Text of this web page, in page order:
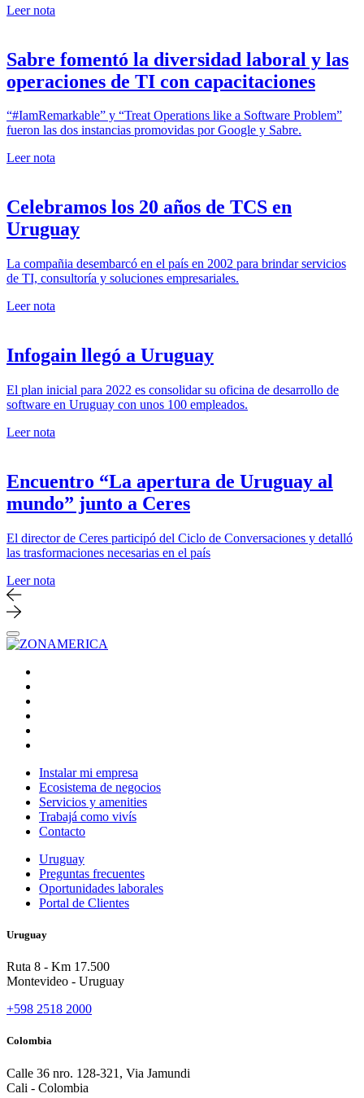
Leer nota
Sabre fomentó la diversidad laboral y las
operaciones de TI con capacitaciones
“#IamRemarkable” y “Treat Operations like a Software Problem”
fueron las dos instancias promovidas por Google y Sabre.
Leer nota
Celebramos los 20 años de TCS en
Uruguay
La compañia desembarcó en el país en 2002 para brindar servicios
de TI, consultoría y soluciones empresariales.
Leer nota
Infogain llegó a Uruguay
El plan inicial para 2022 es consolidar su oficina de desarrollo de
software en Uruguay con unos 100 empleados.
Leer nota
Encuentro “La apertura de Uruguay al
mundo” junto a Ceres
El director de Ceres participó del Ciclo de Conversaciones y detalló
las trasformaciones necesarias en el país
Leer nota
Instalar mi empresa
Ecosistema de negocios
Servicios y amenities
Trabajá como vivís
Contacto
Uruguay
Preguntas frecuentes
Oportunidades laborales
Portal de Clientes
Uruguay
Ruta 8 - Km 17.500
Montevideo - Uruguay
+598 2518 2000
Colombia
Calle 36 nro. 128-321, Via Jamundi
Cali - Colombia